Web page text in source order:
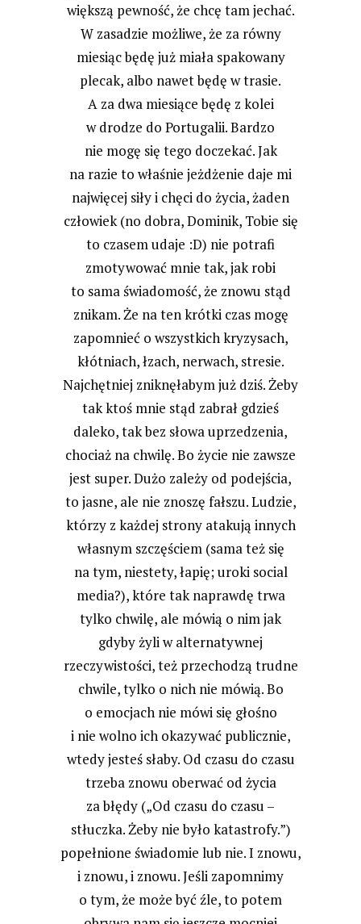
większą pewność, że chcę tam jechać.
W zasadzie możliwe, że za równy
miesiąc będę już miała spakowany
plecak, albo nawet będę w trasie.
A za dwa miesiące będę z kolei
w drodze do Portugalii. Bardzo
nie mogę się tego doczekać. Jak
na razie to właśnie jeżdżenie daje mi
najwięcej siły i chęci do życia, żaden
człowiek (no dobra, Dominik, Tobie się
to czasem udaje :D) nie potrafi
zmotywować mnie tak, jak robi
to sama świadomość, że znowu stąd
znikam. Że na ten krótki czas mogę
zapomnieć o wszystkich kryzysach,
kłótniach, łzach, nerwach, stresie.
Najchętniej zniknęłabym już dziś. Żeby
tak ktoś mnie stąd zabrał gdzieś
daleko, tak bez słowa uprzedzenia,
chociaż na chwilę. Bo życie nie zawsze
jest super. Dużo zależy od podejścia,
to jasne, ale nie znoszę fałszu. Ludzie,
którzy z każdej strony atakują innych
własnym szczęściem (sama też się
na tym, niestety, łapię; uroki social
media?), które tak naprawdę trwa
tylko chwilę, ale mówią o nim jak
gdyby żyli w alternatywnej
rzeczywistości, też przechodzą trudne
chwile, tylko o nich nie mówią. Bo
o emocjach nie mówi się głośno
i nie wolno ich okazywać publicznie,
wtedy jesteś słaby. Od czasu do czasu
trzeba znowu oberwać od życia
za błędy („Od czasu do czasu –
stłuczka. Żeby nie było katastrofy.”)
popełnione świadomie lub nie. I znowu,
i znowu, i znowu. Jeśli zapomnimy
o tym, że może być źle, to potem